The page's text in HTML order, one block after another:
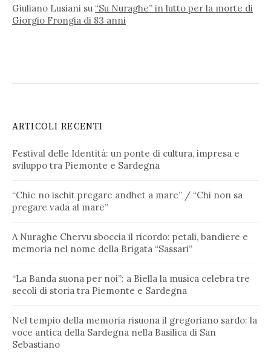
Giuliano Lusiani su “Su Nuraghe” in lutto per la morte di
Giorgio Frongia di 83 anni
ARTICOLI RECENTI
Festival delle Identità: un ponte di cultura, impresa e
sviluppo tra Piemonte e Sardegna
“Chie no ischit pregare andhet a mare” / “Chi non sa
pregare vada al mare”
A Nuraghe Chervu sboccia il ricordo: petali, bandiere e
memoria nel nome della Brigata “Sassari”
“La Banda suona per noi”: a Biella la musica celebra tre
secoli di storia tra Piemonte e Sardegna
Nel tempio della memoria risuona il gregoriano sardo: la
voce antica della Sardegna nella Basilica di San
Sebastiano